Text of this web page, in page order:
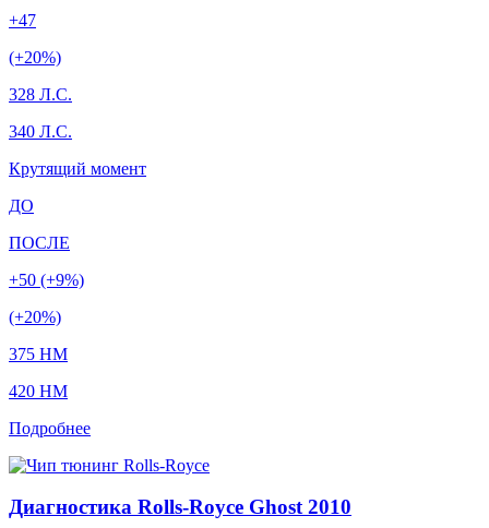
+47
(+20%)
328 Л.С.
340 Л.С.
Крутящий момент
ДО
ПОСЛЕ
+50 (+9%)
(+20%)
375 HM
420 HM
Подробнее
Диагностика Rolls-Royce Ghost 2010